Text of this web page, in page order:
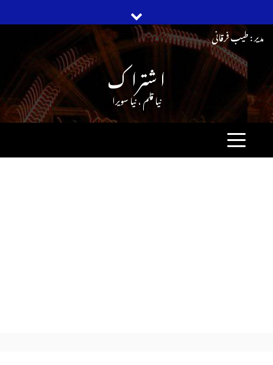
content
مدیر : طیب فرقانی
ا شترا ک
نیا قلم ، نیا سویرا